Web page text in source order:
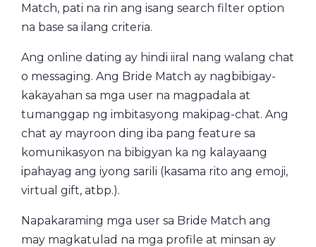
Match, pati na rin ang isang search filter option
na base sa ilang criteria.
Ang online dating ay hindi iiral nang walang chat
o messaging. Ang Bride Match ay nagbibigay-
kakayahan sa mga user na magpadala at
tumanggap ng imbitasyong makipag-chat. Ang
chat ay mayroon ding iba pang feature sa
komunikasyon na bibigyan ka ng kalayaang
ipahayag ang iyong sarili (kasama rito ang emoji,
virtual gift, atbp.).
Napakaraming mga user sa Bride Match ang
may magkatulad na mga profile at minsan ay